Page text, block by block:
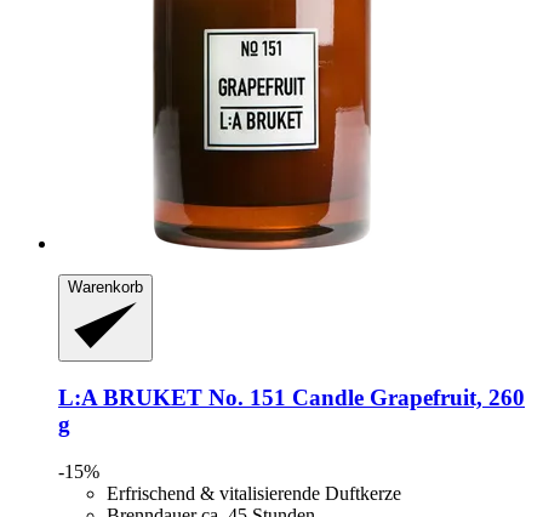
Warenkorb
L:A BRUKET No. 151 Candle Grapefruit, 260
g
-15%
Erfrischend & vitalisierende Duftkerze